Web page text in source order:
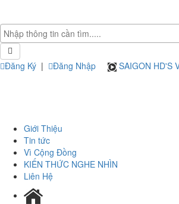
Đăng Ký | Đăng Nhập SAIGON HD'S
Giới Thiệu
Tin tức
Vì Cộng Đồng
KIẾN THỨC NGHE NHÌN
Liên Hệ